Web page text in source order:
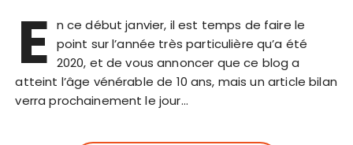
E n ce début janvier, il est temps de faire le
point sur l’année très particulière qu’a été
2020, et de vous annoncer que ce blog a
atteint l’âge vénérable de 10 ans, mais un article bilan
verra prochainement le jour…